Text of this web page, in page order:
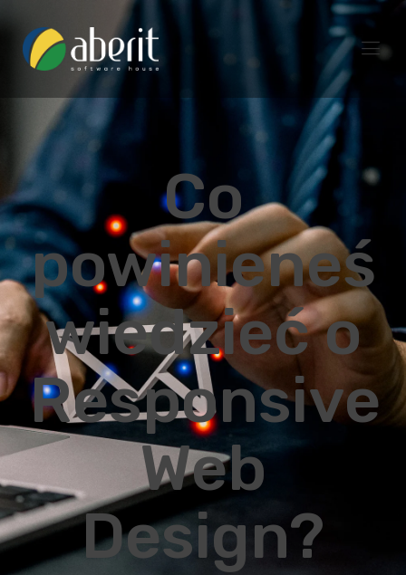
Co
powinieneś
wiedzieć o
Responsive
Web
Design?